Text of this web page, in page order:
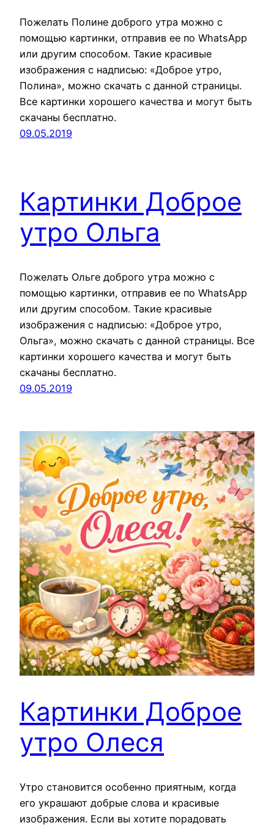
Пожелать Полине доброго утра можно с
помощью картинки, отправив ее по WhatsApp
или другим способом. Такие красивые
изображения с надписью: «Доброе утро,
Полина», можно скачать с данной страницы.
Все картинки хорошего качества и могут быть
скачаны бесплатно.
09.05.2019
Картинки Доброе
утро Ольга
Пожелать Ольге доброго утра можно с
помощью картинки, отправив ее по WhatsApp
или другим способом. Такие красивые
изображения с надписью: «Доброе утро,
Ольга», можно скачать с данной страницы. Все
картинки хорошего качества и могут быть
скачаны бесплатно.
09.05.2019
Картинки Доброе
утро Олеся
Утро становится особенно приятным, когда
его украшают добрые слова и красивые
изображения. Если вы хотите порадовать